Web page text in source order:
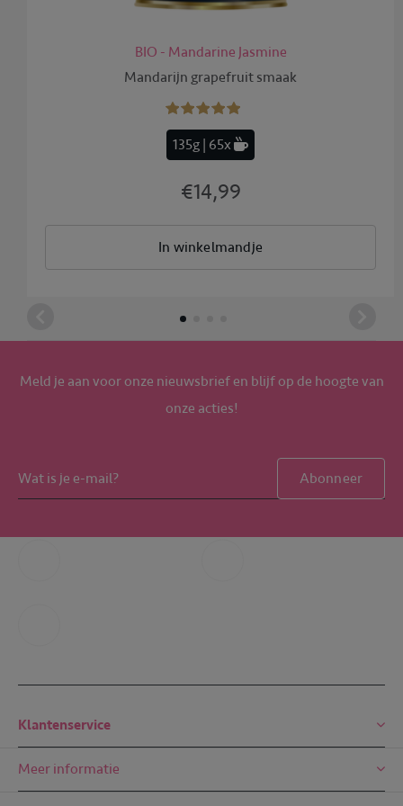
BIO - Mandarine Jasmine
Mandarijn grapefruit smaak
135g | 65x
€14,99
In winkelmandje
Meld je aan voor onze nieuwsbrief en blijf op de hoogte van
onze acties!
Abonneer
Klantenservice
Meer informatie